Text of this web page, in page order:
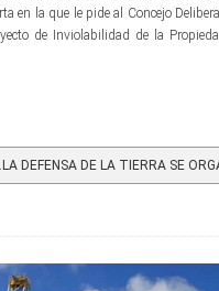
en la que le pide al Concejo
de Inviolabilidad de la
DEFENSA DE LA TIERRA SE